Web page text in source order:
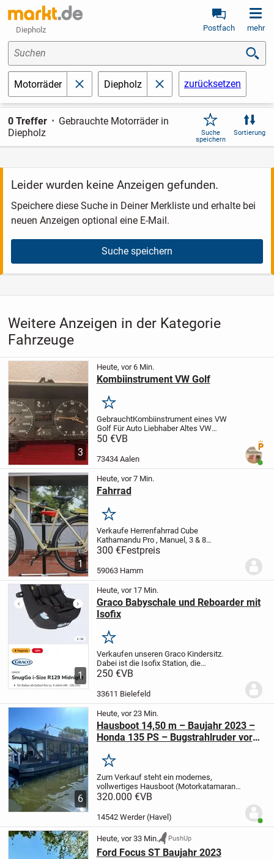
Diepholz Postfach mehr
Suchen
Motorräder schließenDiepholz schließenzurücksetzen
0 Treffer
Gebrauchte Motorräder in
Diepholz
Suche
speichern
Sortierung
Leider wurden keine Anzeigen gefunden.
Speichere diese Suche in Deiner Merkliste und erhalte bei
neuen Anzeigen optional eine E-Mail.
Suche speichern
Weitere Anzeigen in der Kategorie
Fahrzeuge
3
Heute, vor 6 Min.
Kombiinstrument VW Golf
Merken
GebrauchtKombiinstrument eines VW
Golf Für Auto LiebhaberAltes VW
Kombiinstrument
50 €VB
73434 Aalen
1
Heute, vor 7 Min.
Fahrrad
Merken
Verkaufe Herrenfahrrad Cube
Kathamandu Pro , Manuel, 3 & 8
Kettenschaltung, wenig gefahren, Farbe
laut Bild, alle Papiere und Rechnung
vorhanden.
300 €Festpreis
59063 Hamm
1
Heute, vor 17 Min.
Graco Babyschale und Reboarder mit
Isofix
Merken
Verkaufen unseren Graco Kindersitz.
Dabei ist die Isofix Station, die
Babyschale und der Reboarder.
250 €VB
33611 Bielefeld
6
Heute, vor 23 Min.
Hausboot 14,50 m – Baujahr 2023 –
Honda 135 PS – Bugstrahlruder vorn
Vollausstattung – inkl. 6 Monate
kostenloser Liegeplatz
Merken
Zum Verkauf steht ein modernes,
vollwertiges Hausboot (Motorkatamaran)
mit CE‑Zertifizierung nach 2013/53/EU,
ganzjährige Nutzung. Das Boot ist
technisch und...
320.000 €VB
14542 Werder (Havel)
Heute, vor 33 Min. PushUp
Ford Focus ST Baujahr 2023